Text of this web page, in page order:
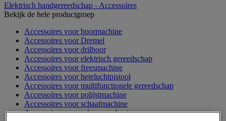
Elektrisch handgereedschap - Accessoires
Bekijk de hele productgroep
Accessoires voor boormachine
Accessoires voor Dremel
Accessoires voor drilboor
Accessoires voor elektrisch gereedschap
Accessoires voor freesmachine
Accessoires voor heteluchtpistool
Accessoires voor multifunctionele gereedschap
Accessoires voor polijstmachine
Accessoires voor schaafmachine
Accessoires voor schroevendraaier